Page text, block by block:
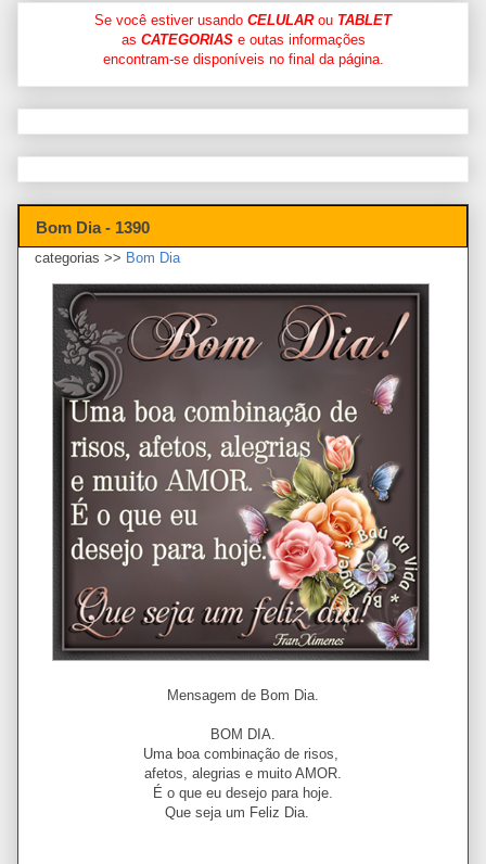
Se você estiver usando CELULARou TABLET
as CATEGORIASe outas informações
encontram-se disponíveis no final da página.
Bom Dia - 1390
categorias >> Bom Dia
Mensagem de Bom Dia.
BOM DIA.
Uma boa combinação de risos,
afetos, alegrias e muito AMOR.
É o que eu desejo para hoje.
Que seja um Feliz Dia.